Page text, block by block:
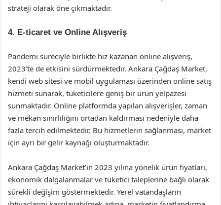
strateji olarak öne çıkmaktadır.
4. E-ticaret ve Online Alışveriş
Pandemi süreciyle birlikte hız kazanan online alışveriş,
2023’te de etkisini sürdürmektedir. Ankara Çağdaş Market,
kendi web sitesi ve mobil uygulaması üzerinden online satış
hizmeti sunarak, tüketicilere geniş bir ürün yelpazesi
sunmaktadır. Online platformda yapılan alışverişler, zaman
ve mekan sınırlılığını ortadan kaldırması nedeniyle daha
fazla tercih edilmektedir. Bu hizmetlerin sağlanması, market
için ayrı bir gelir kaynağı oluşturmaktadır.
Ankara Çağdaş Market’in 2023 yılına yönelik ürün fiyatları,
ekonomik dalgalanmalar ve tüketici taleplerine bağlı olarak
sürekli değişim göstermektedir. Yerel vatandaşların